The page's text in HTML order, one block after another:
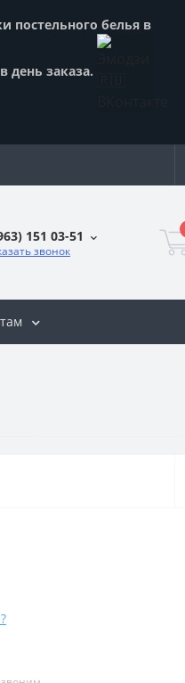
постельного белья в
день заказа.
151 03-51
звонок